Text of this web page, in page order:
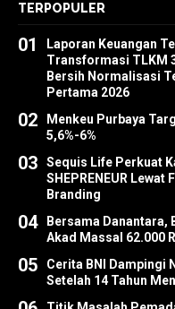
TERPOPULER
01
Laporan Keuangan
Transformasi TLKM
Bersih Normalisasi
Pertama 2026
02
Menkeu Purbaya
5,6%-6%
03
Sequis Life Perkuat
SHEPRENEUR
Branding
04
Bersama Danantara,
Akad Massal 62.000
05
Cerita BNI Dampingi
Setelah 14 Tahun